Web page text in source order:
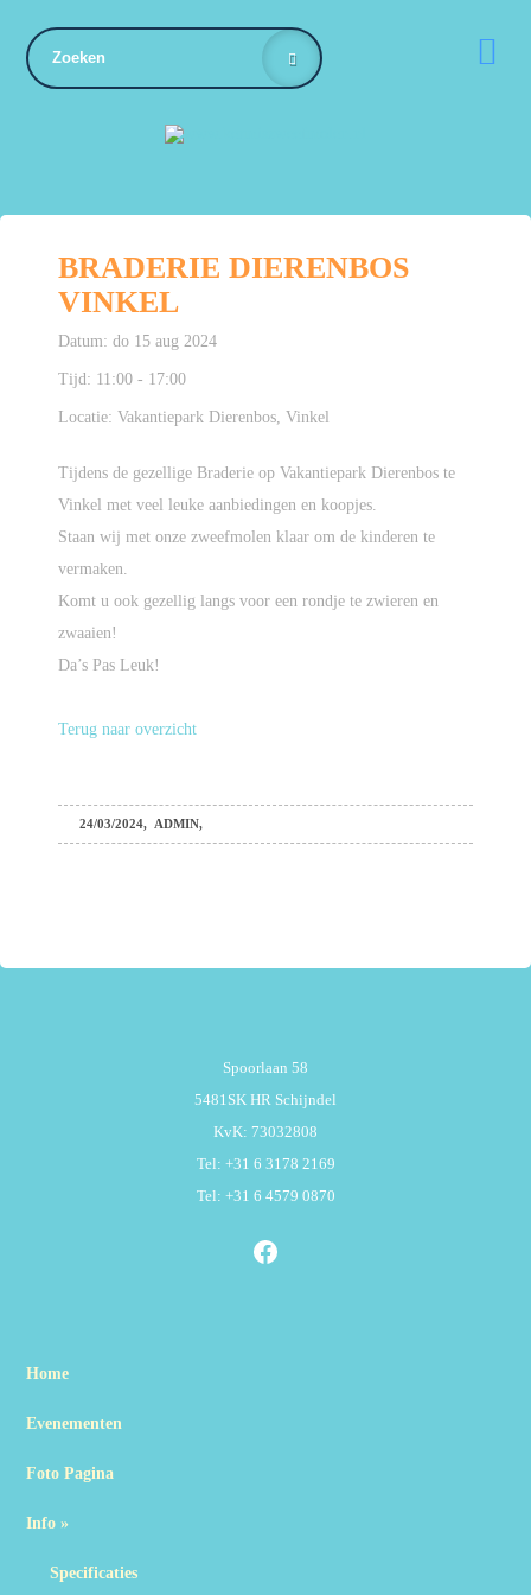

BRADERIE DIERENBOS
VINKEL
Datum:do 15 aug 2024
Tijd: 11:00 - 17:00
Locatie:Vakantiepark Dierenbos, Vinkel
Tijdens de gezellige Braderie op Vakantiepark Dierenbos te
Vinkel met veel leuke aanbiedingen en koopjes.
Staan wij met onze zweefmolen klaar om de kinderen te
vermaken.
Komt u ook gezellig langs voor een rondje te zwieren en
zwaaien!
Da’s Pas Leuk!
Terug naar overzicht
24/03/2024, ADMIN,
Spoorlaan 58
5481SK HR Schijndel
KvK: 73032808
Tel: +31 6 3178 2169
Tel: +31 6 4579 0870
Facebook
Home
Evenementen
Foto Pagina
Info »
Specificaties